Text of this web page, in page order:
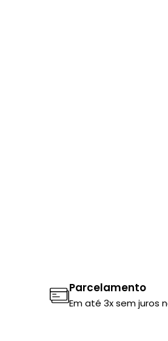
Parcelamento
Em até 3x sem juros